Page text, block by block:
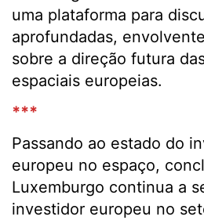
uma plataforma para
aprofundadas,
sobre a direção futura
espaciais europeias.
***
Passando ao estado do
europeu no espaço,
Luxemburgo continua a
investidor europeu no